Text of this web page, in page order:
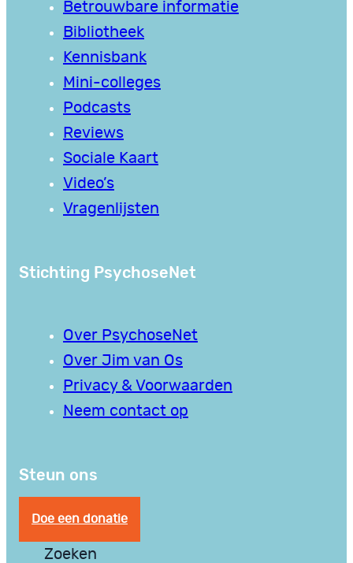
Betrouwbare informatie
Bibliotheek
Kennisbank
Mini-colleges
Podcasts
Reviews
Sociale Kaart
Video’s
Vragenlijsten
Stichting PsychoseNet
Over PsychoseNet
Over Jim van Os
Privacy & Voorwaarden
Neem contact op
Steun ons
Doe een donatie
Zoeken